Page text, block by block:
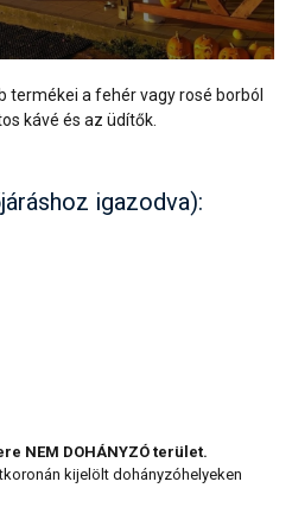
termékei a fehér vagy rosé borból
kávé és az üdítők.
igazodva):
NEM DOHÁNYZÓ terület.
kijelölt dohányzóhelyeken